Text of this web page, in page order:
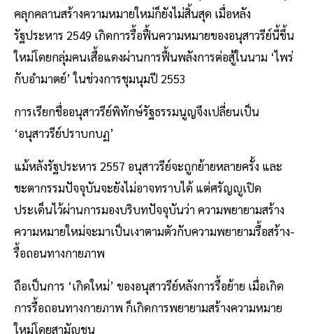
คลุกคลานสร้างความหมายใหม่ก็ยังไม่สิ้นสุด เมื่อหลัง
รัฐประหาร 2549 เกิดการรื้อฟื้นความหมายของอนุสาวรีย์นี้ขึ้น
ใหม่โดยกลุ่มคนเสื้อแดงผ่านการฟื้นพลังการต่อสู้ในนาม ‘ไพร่
กับอำมาตย์’ ในช่วงการชุมนุมปี 2553
การเรียกชื่ออนุสาวรีย์พิทักษ์รัฐธรรมนูญจึงเปลี่ยนเป็น
‘อนุสาวรีย์ปราบกบฏ’
แม้หลังรัฐประหาร 2557 อนุสาวรีย์จะถูกย้ายหลายครั้ง และ
ชะตากรรมปัจจุบันจะยังไม่อาจทราบได้ แต่ศรัญญูเปิด
ประเด็นไว้ผ่านการมองบริบทปัจจุบันว่า ความพยายามสร้าง
ความหมายใหม่จะมาเป็นเงาตามตัวกับความพยายามรื้อสร้าง-
รื้อถอนทางกายภาพ
ถือเป็นการ ‘เกิดใหม่’ ของอนุสาวรีย์หลังการรื้อย้าย เมื่อเกิด
การรื้อถอนทางกายภาพ ก็เกิดการพยายามสร้างความหมาย
ใหม่โดยสามัญชน